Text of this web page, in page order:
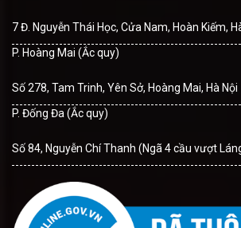
7 Đ. Nguyễn Thái Học, Cửa Nam, Hoàn Kiếm,
P. Hoàng Mai (Ắc quy)
Số 278, Tam Trinh, Yên Sở, Hoàng Mai, Hà Nội
P. Đống Đa (Ắc quy)
Số 84, Nguyễn Chí Thanh (Ngã 4 cầu vượt